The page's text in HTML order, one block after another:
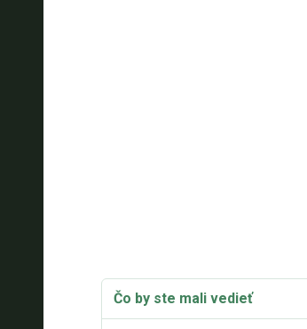
Čo by ste mali vedieť